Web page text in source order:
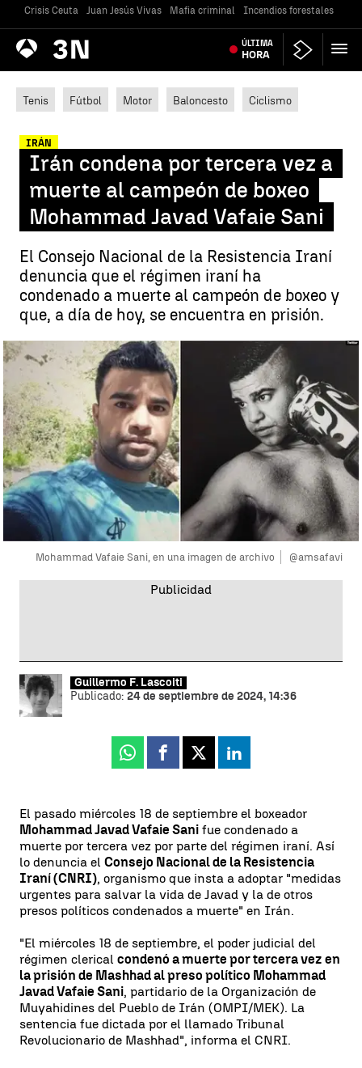
Crisis Ceuta Juan Jesús Vivas Mafia criminal Incendios forestales
Antena
3 Noticias ÚLTIMA
HORA
Tenis Fútbol Motor Baloncesto Ciclismo
IRÁN
Irán condena por tercera vez a
muerte al campeón de boxeo
Mohammad Javad Vafaie Sani
El Consejo Nacional de la Resistencia Iraní
denuncia que el régimen iraní ha
condenado a muerte al campeón de boxeo y
que, a día de hoy, se encuentra en prisión.
Mohammad Vafaie Sani, en una imagen de archivo @amsafavi
Guillermo F. Lascoiti
Publicado: 24 de septiembre de 2024, 14:36
Whatsapp
Facebook
X Linkedin
El pasado miércoles 18 de septiembre el boxeador
Mohammad Javad Vafaie Sani fue condenado a
muerte por tercera vez por parte del régimen iraní. Así
lo denuncia el Consejo Nacional de la Resistencia
Iraní (CNRI), organismo que insta a adoptar "medidas
urgentes para salvar la vida de Javad y la de otros
presos políticos condenados a muerte" en Irán.
"El miércoles 18 de septiembre, el poder judicial del
régimen clerical condenó a muerte por tercera vez en
la prisión de Mashhad al preso político Mohammad
Javad Vafaie Sani, partidario de la Organización de
Muyahidines del Pueblo de Irán (OMPI/MEK). La
sentencia fue dictada por el llamado Tribunal
Revolucionario de Mashhad", informa el CNRI.